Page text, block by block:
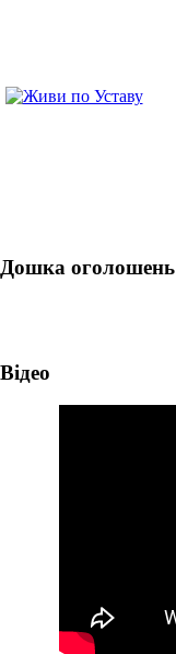
Дошка оголошень
Відео